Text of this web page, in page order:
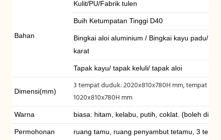
Bahan
Kulit/PU/Fabrik tulen
Buih Ketumpatan Tinggi D40
Bingkai aloi aluminium / Bingkai kayu padu/
karat
Tapak kayu/ tapak keluli/ tapak aloi
Dimensi(mm)
3 tempat duduk: 2020x810x780H mm, tempat
1020x810x780H mm
Warna biasa: hitam, kelabu, putih, coklat. (boleh
Permohonan ruang tamu, ruang penyambut tetamu, 3